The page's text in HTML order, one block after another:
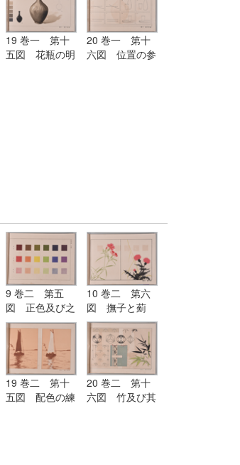
19 巻一 第十
五図 花瓶の明
20 巻一 第十
六図 位置の参
9 巻二 第五
図 正色及び之
より出づる明色
と暗色
10 巻二 第六
図 撫子と薊
（平塗にて色の
練習）
19 巻二 第十
五図 配色の練
20 巻二 第十
六図 竹及び其